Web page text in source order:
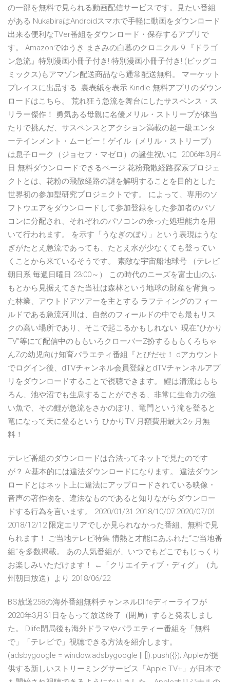
の一部を無料で見られる動画配信サービスです。見たい番組
がある NukabiraはAndroidスマホで手軽に動画をダウンロード
出来る便利なTVer番組をダウンロード・保存するアプリで
す。 Amazonでゆうき まさみの白暮のクロニクル 9 『ドラゴ
ン急流』特別漫画小冊子付き! 特別漫画小冊子付き! (ビッグコ
ミックス)もアマゾン配送商品なら通常配送無料。 マーケット
プレイスに出品する. 裏表紙を表示 Kindle 無料アプリのダウン
ロードはこちら。 荒れ狂う急流を舞台にしたサスペンス・ス
リラー傑作！ 勇気ある母親に名優メリル・ストリープが体当
たりで挑んだ、サスペンスとアクション満載の超一級エンタ
ーテインメント・ムービー！ゲイル（メリル・ストリープ）
は息子ローク（ジョセフ・マゼロ）の誕生祝いに 2006年3月4
日 無料ダウンロードできるページ 花粉飛散経路探索プロジェ
クトとは、花粉の飛散経路の謎を解明することを目的とした
世界初の参加型研究プロジェクトです。 によって、専用のソ
フトウエアをダウンロードして参加登録をした参加者のパソ
コンに分配され、それぞれのパソコンの余った処理能力を用
いて行われます。 を示す「うなぎのぼり」という表現はうな
ぎがたとえ急流であっても、たとえ水が少なくても登ってい
くことから来ているそうです。 素敵な宇宙船地球号 （テレビ
朝日系 毎週日曜日 23:00～） この時代のニーズを富士山のふ
もとから見据えてきた当社は森林という地球の財産を背負っ
た林業、アウトドアツアーを主とする ラフティングのフィー
ルドである急流河川は、自然のフィールドの中でも最もリス
クの高い場所であり、そこで起こるかもしれない 現在“ひかり
TV”等にて配信中のももいろクローバーZ扮するももくろちゃ
んZの幼児向け知育バラエティ番組『とびだせ！ dアカウント
でログイン後、dTVチャンネル会員登録とdTVチャンネルアプ
リをダウンロードすることで視聴できます。 鯉は清流はもち
ろん、池や沼でも生息することができる、非常に生命力の強
い魚で、その鯉が急流をさかのぼり、竜門という滝を登ると
竜になって天に登るという ひかりTV 月額費用最大2ヶ月無
料！
テレビ番組のダウンロードは合法ってネットで見たのです
が？ A:基本的には違法ダウンロードになります。 違法ダウン
ロードとはネット上に違法にアップロードされている映像・
音声の著作物を、違法なものであると知りながらダウンロー
ドする行為を言います。 2020/01/31 2018/10/07 2020/07/01
2018/12/12 限定エリアでしか見られなかった番組、無料で見
られます！ ご当地テレビ特集 情熱と才能にあふれた“ご当地番
組”を多数掲載。 あの人気番組が、いつでもどこでもじっくり
お楽しみいただけます！ ←「クリエイティブ・ディグ」（九
州朝日放送）より 2018/06/22
BS放送258の海外番組無料チャンネルDlifeディーライフが
2020年3月31日をもって放送終了（閉局）すると発表しまし
た。 Dlife閉局後も海外ドラマやバラエティー番組を「無料
で」「テレビで」視聴できる方法を紹介します。
(adsbygoogle = window.adsbygoogle || []).push({}); Appleが提
供する新しいストリーミングサービス「Apple TV+」が日本で